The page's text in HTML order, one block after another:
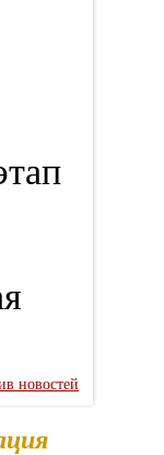
новостей